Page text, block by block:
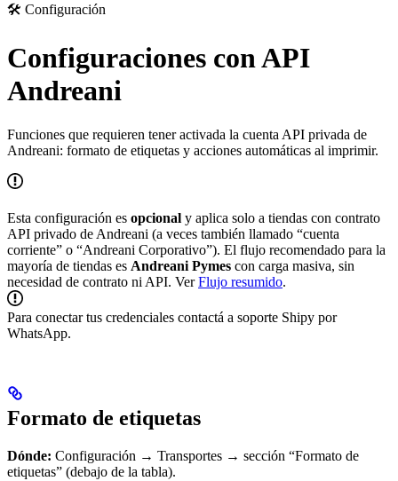
🛠️ Configuración
Configuraciones con API
Andreani
Funciones que requieren tener activada la cuenta API privada de
Andreani: formato de etiquetas y acciones automáticas al imprimir.
Esta configuración es opcional y aplica solo a tiendas con contrato
API privado de Andreani (a veces también llamado “cuenta
corriente” o “Andreani Corporativo”). El flujo recomendado para la
mayoría de tiendas es Andreani Pymes con carga masiva, sin
necesidad de contrato ni API. VerFlujo resumido.
Para conectar tus credenciales contactá a soporte Shipy por
WhatsApp.
Formato de etiquetas
Dónde: Configuración → Transportes → sección “Formato de
etiquetas” (debajo de la tabla).